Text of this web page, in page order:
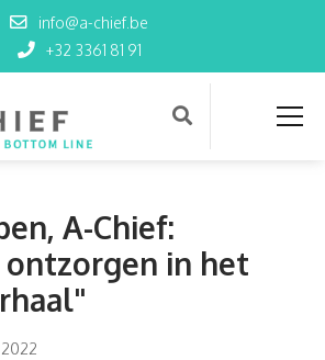
info@a-chief.be
+32 3361 81 91
A-Chief:
in het